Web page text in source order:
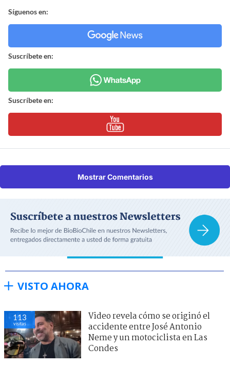
Síguenos en:
Suscríbete en:
Suscríbete en:
Mostrar Comentarios
VISTO AHORA
113
visitas
Video revela cómo se originó el
accidente entre José Antonio
Neme y un motociclista en Las
Condes